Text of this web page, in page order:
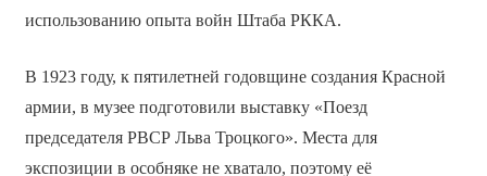
использованию опыта войн Штаба РККА.
В 1923 году, к пятилетней годовщине создания Красной
армии, в музее подготовили выставку «Поезд
председателя РВСР Льва Троцкого». Места для
экспозиции в особняке не хватало, поэтому её